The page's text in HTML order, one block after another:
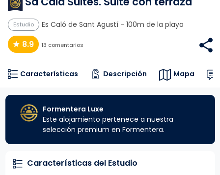
Estudio Es Caló de Sant Agustí- 100m de la playa
8.9 13 comentarios
Características Descripción Mapa
Formentera Luxe
Este alojamiento pertenece a nuestra
selección premium en Formentera.
Características del Estudio